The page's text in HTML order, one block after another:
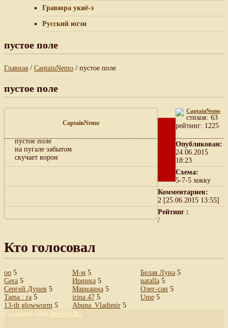
Гравюра укиё-э
Русский югэн
пустое поле
Главная / CaptainNemo / пустое поле
пустое поле
CaptainNemo
пустое поле
на пугале забытом
скучает ворон
CaptainNemo
cтихов: 63
рейтинг: 1225
Опубликован:
24.06.2015
18:23
Схема:
5-7-5 хокку
Комментариев:
2 [25.06.2015 13:55]
Рейтинг :
/
Кто голосовал
oo 5
Gera 5
Сергей Дунев 5
Tama : ra 5
13-th glowworm 5
М-м5
Иринка5
Марианна5
irina 475
Abuna_Vladimir5
Белая Луна5
natalla5
Олег-сан 5
Ume5
Создание сайта WebMir.Ru